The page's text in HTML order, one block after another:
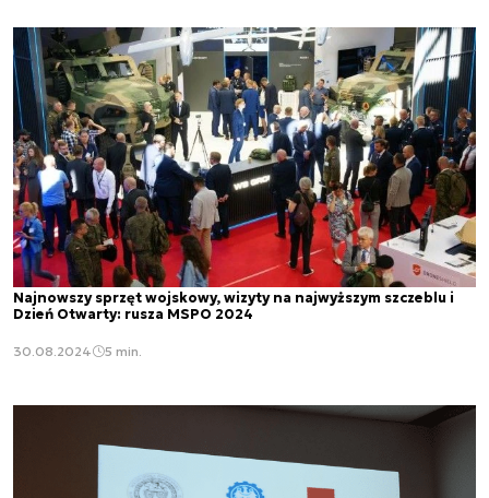
Najnowszy sprzęt wojskowy, wizyty na najwyższym szczeblu i
Dzień Otwarty: rusza MSPO 2024
30.08.2024 5 min.